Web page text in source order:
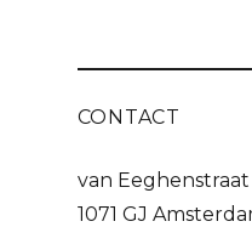
CONTACT
van
1071 GJ